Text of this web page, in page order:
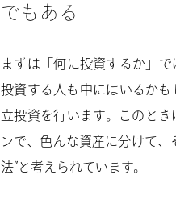
でもある
まずは「何に投資するか」
投資する人も中にはいるか
立投資を行います。このと
ンで、色んな資産に分けて
法”と考えられています。